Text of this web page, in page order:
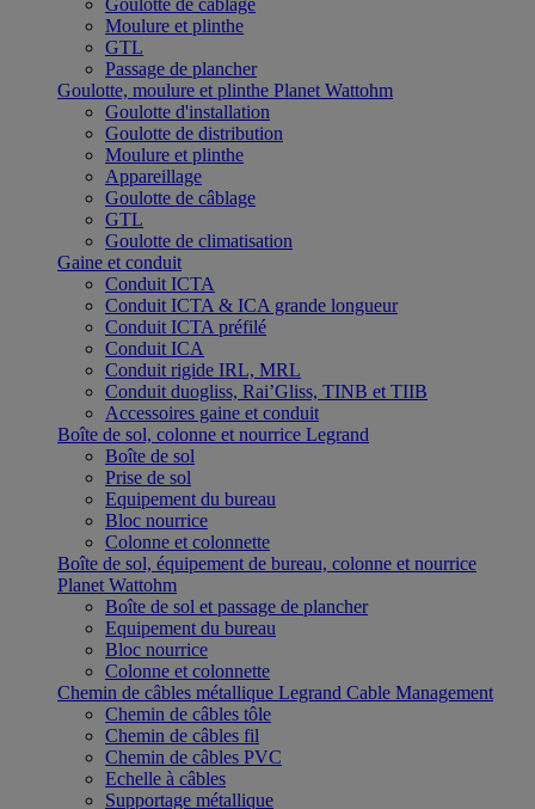
Goulotte de câblage
Moulure et plinthe
GTL
Passage de plancher
Goulotte, moulure et plinthe Planet Wattohm
Goulotte d'installation
Goulotte de distribution
Moulure et plinthe
Appareillage
Goulotte de câblage
GTL
Goulotte de climatisation
Gaine et conduit
Conduit ICTA
Conduit ICTA & ICA grande longueur
Conduit ICTA préfilé
Conduit ICA
Conduit rigide IRL, MRL
Conduit duogliss, Rai’Gliss, TINB et TIIB
Accessoires gaine et conduit
Boîte de sol, colonne et nourrice Legrand
Boîte de sol
Prise de sol
Equipement du bureau
Bloc nourrice
Colonne et colonnette
Boîte de sol, équipement de bureau, colonne et nourrice
Planet Wattohm
Boîte de sol et passage de plancher
Equipement du bureau
Bloc nourrice
Colonne et colonnette
Chemin de câbles métallique Legrand Cable Management
Chemin de câbles tôle
Chemin de câbles fil
Chemin de câbles PVC
Echelle à câbles
Supportage métallique